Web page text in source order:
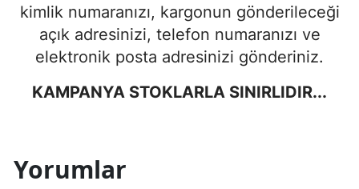
kimlik numaranızı, kargonun gönderileceği
açık adresinizi, telefon numaranızı ve
elektronik posta adresinizi gönderiniz.
KAMPANYA STOKLARLA SINIRLIDIR...
Yorumlar